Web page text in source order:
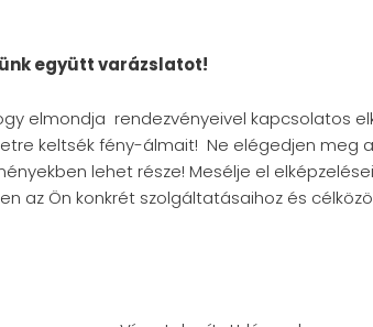
együtt varázslatot!
elmondja rendezvényeivel kapcsolatos
keltsék fény-álmait! Ne elégedjen meg
lehet része! Mesélje el
az Ön konkrét szolgáltatásaihoz és